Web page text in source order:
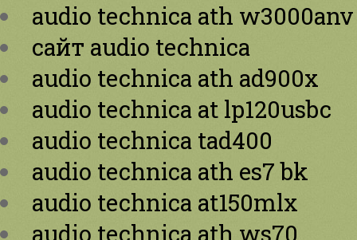
audio technica ath w3000anv
сайт audio technica
audio technica ath ad900x
audio technica at lp120usbc
audio technica tad400
audio technica ath es7 bk
audio technica at150mlx
audio technica ath ws70